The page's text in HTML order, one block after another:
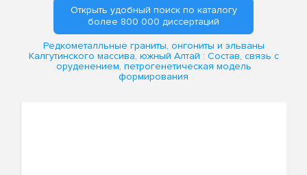
Открыть удобный поиск по каталогу
более 800 000 диссертаций
Редкометалльные граниты, онгониты и эльваны
Калгутинского массива, южный Алтай : Состав, связь с
оруденением, петрогенетическая модель
формирования